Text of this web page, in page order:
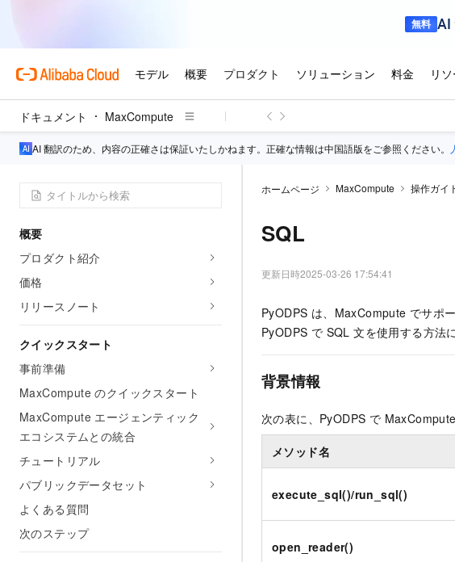
ドキュメント MaxCompute
AI 翻訳のため、内容の正確さは保証いたしかねます。正確な情報は中国語版をご参照ください。
概要
プロダクト紹介
価格
リリースノート
クイックスタート
事前準備
MaxCompute のクイックスタート
MaxCompute エージェンティック
エコシステムとの統合
チュートリアル
パブリックデータセット
よくある質問
次のステップ
ホームページ MaxCompute 操作ガイ
SQL
更新日時2025-03-26 17:54:41
PyODPS は、MaxCompute でサポ
PyODPS で SQL 文を使用する方法
背景情報
次の表に、PyODPS で
メソッド名
execute_sql()/run_sql()
open_reader()